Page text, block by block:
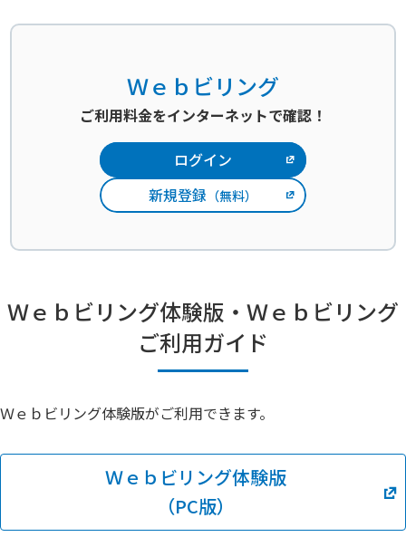
Ｗｅｂビリング
ご利用料金をインターネットで確認！
ログイン
新規登録 （無料）
Ｗｅｂビリング体験版・Ｗｅｂビリング
ご利用ガイド
Ｗｅｂビリング体験版がご利用できます。
Ｗｅｂビリング体験版
（PC版）